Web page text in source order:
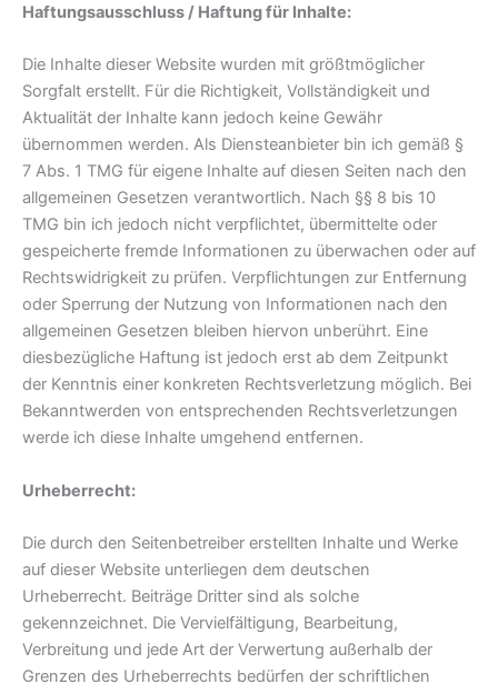
Haftungsausschluss / Haftung für Inhalte:
Die Inhalte dieser Website wurden mit größtmöglicher
Sorgfalt erstellt. Für die Richtigkeit, Vollständigkeit und
Aktualität der Inhalte kann jedoch keine Gewähr
übernommen werden. Als Diensteanbieter bin ich gemäß §
7 Abs. 1 TMG für eigene Inhalte auf diesen Seiten nach den
allgemeinen Gesetzen verantwortlich. Nach §§ 8 bis 10
TMG bin ich jedoch nicht verpflichtet, übermittelte oder
gespeicherte fremde Informationen zu überwachen oder auf
Rechtswidrigkeit zu prüfen. Verpflichtungen zur Entfernung
oder Sperrung der Nutzung von Informationen nach den
allgemeinen Gesetzen bleiben hiervon unberührt. Eine
diesbezügliche Haftung ist jedoch erst ab dem Zeitpunkt
der Kenntnis einer konkreten Rechtsverletzung möglich. Bei
Bekanntwerden von entsprechenden Rechtsverletzungen
werde ich diese Inhalte umgehend entfernen.
Urheberrecht:
Die durch den Seitenbetreiber erstellten Inhalte und Werke
auf dieser Website unterliegen dem deutschen
Urheberrecht. Beiträge Dritter sind als solche
gekennzeichnet. Die Vervielfältigung, Bearbeitung,
Verbreitung und jede Art der Verwertung außerhalb der
Grenzen des Urheberrechts bedürfen der schriftlichen